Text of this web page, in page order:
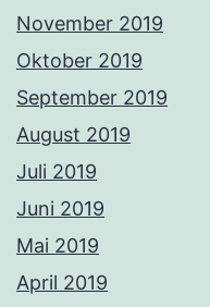
November 2019
Oktober 2019
September 2019
August 2019
Juli 2019
Juni 2019
Mai 2019
April 2019